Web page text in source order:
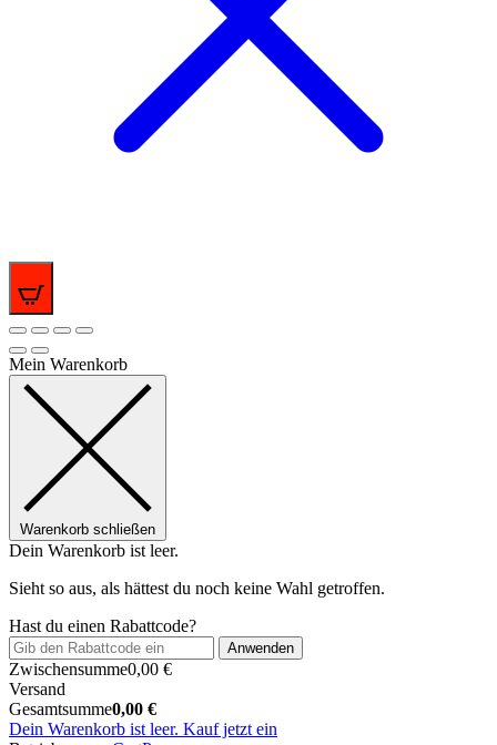
Mein Warenkorb
Warenkorb schließen
Dein Warenkorb ist leer.
Sieht so aus, als hättest du noch keine Wahl getroffen.
Hast du einen Rabattcode?
Anwenden
Zwischensumme0,00 €
Versand
Gesamtsumme0,00 €
Dein Warenkorb ist leer. Kauf jetzt ein